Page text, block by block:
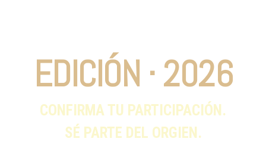
EDICIÓN · 2026
CONFIRMA TU PARTICIPACIÓN.
SÉ PARTE DEL ORGIEN.